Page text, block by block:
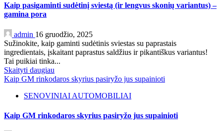
Kaip pasigaminti sudėtinį sviestą (ir lengvus skonių variantus) –
gamina pora
admin 16 gruodžio, 2025
Sužinokite, kaip gaminti sudėtinis sviestas su paprastais
ingredientais, įskaitant paprastus saldžius ir pikantiškus variantus!
Tai puikiai tinka...
Skaityti daugiau
Kaip GM rinkodaros skyrius pasiryžo jus supainioti
SENOVINIAI AUTOMOBILIAI
Kaip GM rinkodaros skyrius pasiryžo jus supainioti